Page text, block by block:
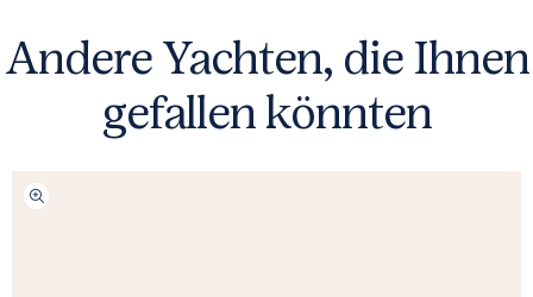
Andere Yachten, die Ihnen
gefallen könnten